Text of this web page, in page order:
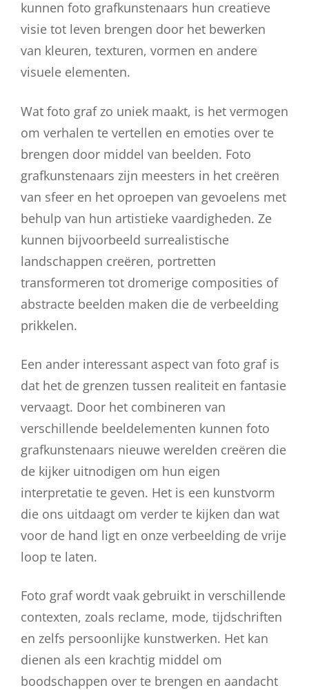
kunnen foto grafkunstenaars hun creatieve
visie tot leven brengen door het bewerken
van kleuren, texturen, vormen en andere
visuele elementen.
Wat foto graf zo uniek maakt, is het vermogen
om verhalen te vertellen en emoties over te
brengen door middel van beelden. Foto
grafkunstenaars zijn meesters in het creëren
van sfeer en het oproepen van gevoelens met
behulp van hun artistieke vaardigheden. Ze
kunnen bijvoorbeeld surrealistische
landschappen creëren, portretten
transformeren tot dromerige composities of
abstracte beelden maken die de verbeelding
prikkelen.
Een ander interessant aspect van foto graf is
dat het de grenzen tussen realiteit en fantasie
vervaagt. Door het combineren van
verschillende beeldelementen kunnen foto
grafkunstenaars nieuwe werelden creëren die
de kijker uitnodigen om hun eigen
interpretatie te geven. Het is een kunstvorm
die ons uitdaagt om verder te kijken dan wat
voor de hand ligt en onze verbeelding de vrije
loop te laten.
Foto graf wordt vaak gebruikt in verschillende
contexten, zoals reclame, mode, tijdschriften
en zelfs persoonlijke kunstwerken. Het kan
dienen als een krachtig middel om
boodschappen over te brengen en aandacht